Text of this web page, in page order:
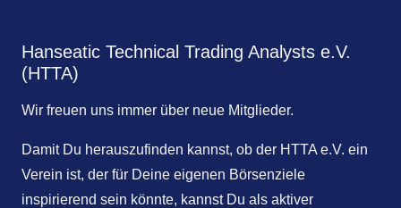
Hanseatic Technical Trading Analysts e.V.
(HTTA)
Wir freuen uns immer über neue Mitglieder.
Damit Du herauszufinden kannst, ob der HTTA e.V. ein
Verein ist, der für Deine eigenen Börsenziele
inspirierend sein könnte, kannst Du als aktiver